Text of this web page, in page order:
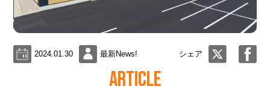
2024.01.30 最新News! シェア
ARTICLE